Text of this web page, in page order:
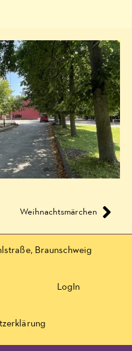
Weihnachtsmärchen
Braunschweig
LogIn